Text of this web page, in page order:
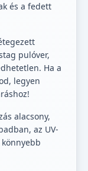
és a fedett
pulóver,
Ha a
legyen
alacsony,
az UV-